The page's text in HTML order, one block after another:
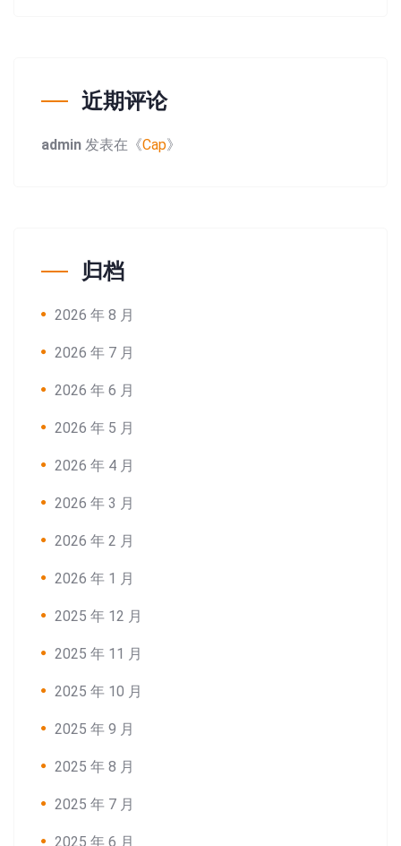
近期评论
admin 发表在《Cap》
归档
2026 年 8 月
2026 年 7 月
2026 年 6 月
2026 年 5 月
2026 年 4 月
2026 年 3 月
2026 年 2 月
2026 年 1 月
2025 年 12 月
2025 年 11 月
2025 年 10 月
2025 年 9 月
2025 年 8 月
2025 年 7 月
2025 年 6 月